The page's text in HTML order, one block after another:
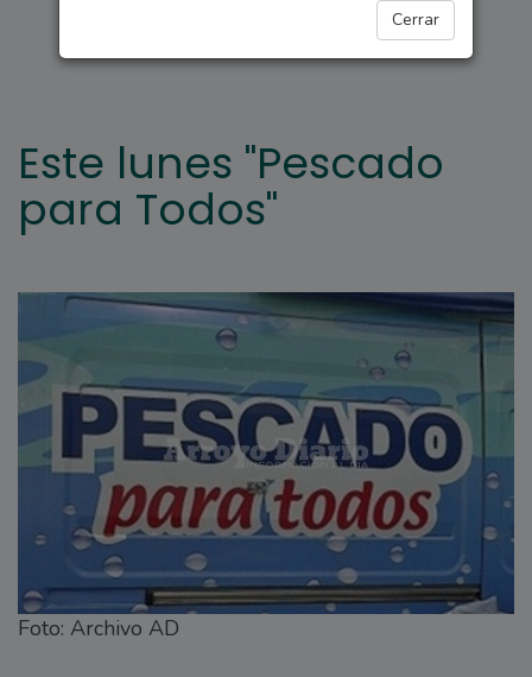
Cerrar
Este lunes "Pescado
para Todos"
Foto: Archivo AD